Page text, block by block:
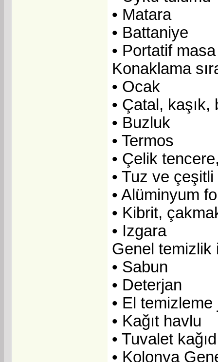
• Matara
• Battaniye
• Portatif
Konaklama
• Ocak
• Çatal, kaşık,
• Buzluk
• Termos
• Çelik
• Tuz ve
• Alüminyum
• Kibrit,
• Izgara
Genel temizlik
• Sabun
• Deterjan
• El temizleme
• Kağıt havlu
• Tuvalet
• Kolonya